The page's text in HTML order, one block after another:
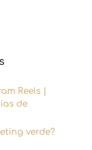
Reels |
de
verde?